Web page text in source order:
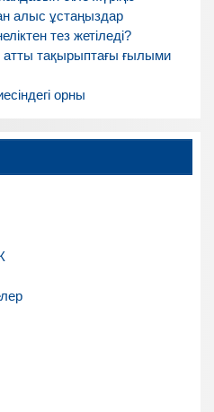
алыс ұстаңыздар
тез жетіледі?
атты тақырыптағы ғылыми
орны